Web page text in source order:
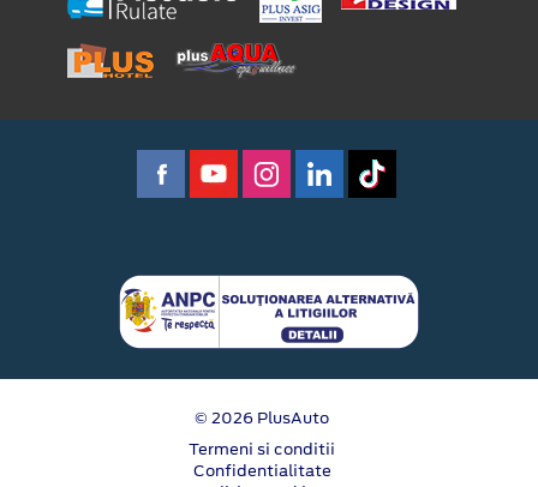
© 2026 PlusAuto
Termeni si conditii
Confidentialitate